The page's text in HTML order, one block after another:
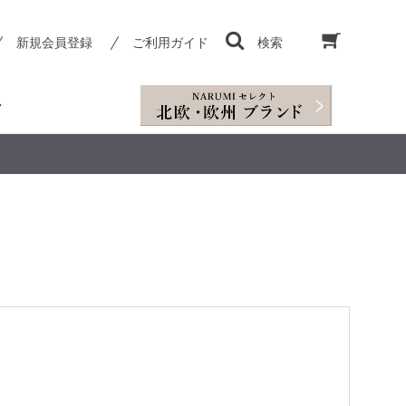
新規会員登録 ご利用ガイド 検索